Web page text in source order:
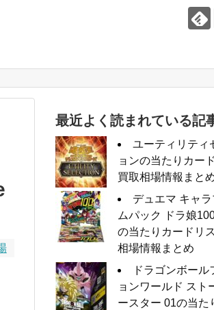
最近よく読まれている記
ユーティリティ
ョンの当たりカー
買取相場情報まと
デュエマ キャ
ムパック ドラ娘
の当たりカードリ
相場情報まとめ
ドラゴンボール
ョンワールド スト
ースター 01の当た